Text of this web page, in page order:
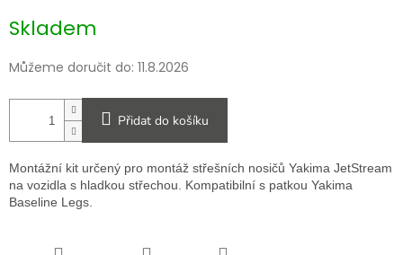
cena:
Skladem
Můžeme doručit do: 11.8.2026
Přidat do košíku
Montážní kit určený pro montáž střešních nosičů Yakima JetStream
na vozidla s hladkou střechou. Kompatibilní s patkou Yakima
Baseline Legs.